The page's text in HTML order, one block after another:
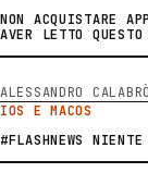
NON ACQUISTARE
AVER LETTO
ALESSANDRO CALABRÒ
IOS E MACOS
#FLASHNEWS